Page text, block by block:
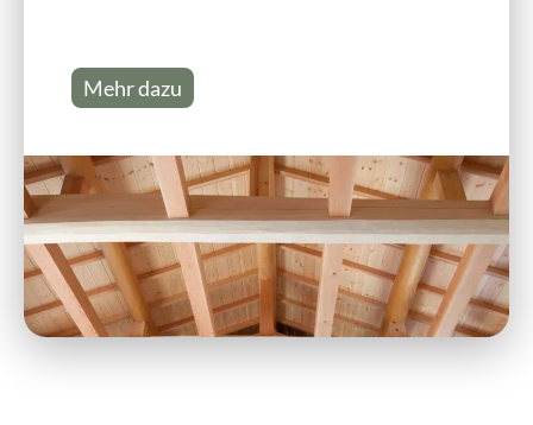
Mehr dazu